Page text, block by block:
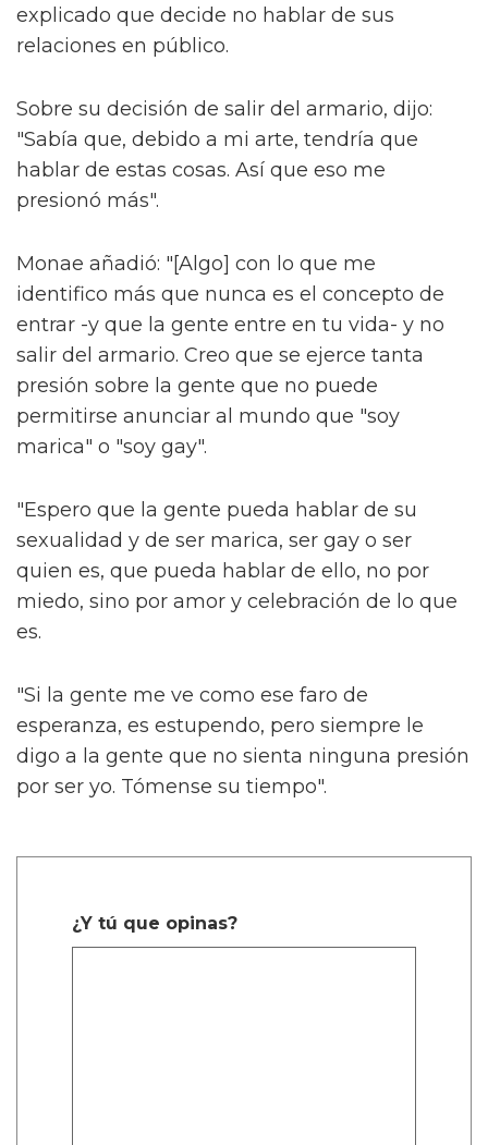
explicado que decide no hablar de sus
relaciones en público.
Sobre su decisión de salir del armario, dijo:
"Sabía que, debido a mi arte, tendría que
hablar de estas cosas. Así que eso me
presionó más".
Monae añadió: "[Algo] con lo que me
identifico más que nunca es el concepto de
entrar -y que la gente entre en tu vida- y no
salir del armario. Creo que se ejerce tanta
presión sobre la gente que no puede
permitirse anunciar al mundo que "soy
marica" o "soy gay".
"Espero que la gente pueda hablar de su
sexualidad y de ser marica, ser gay o ser
quien es, que pueda hablar de ello, no por
miedo, sino por amor y celebración de lo que
es.
"Si la gente me ve como ese faro de
esperanza, es estupendo, pero siempre le
digo a la gente que no sienta ninguna presión
por ser yo. Tómense su tiempo".
¿Y tú que opinas?